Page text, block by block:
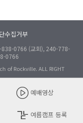
예배영상
여름캠프 등록
수집거부
0766 (교회), 240-778-
0766
of Rockville. ALL RIGHT